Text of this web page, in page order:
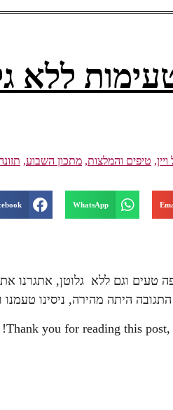
ללא
, טיפים והמלצות, מתכון השבוע,
WhatsApp
טעים וגם ללא גלוטן, אתגרנו
התגובה היתה מהירה, ניסינו
Thank you for reading this post,